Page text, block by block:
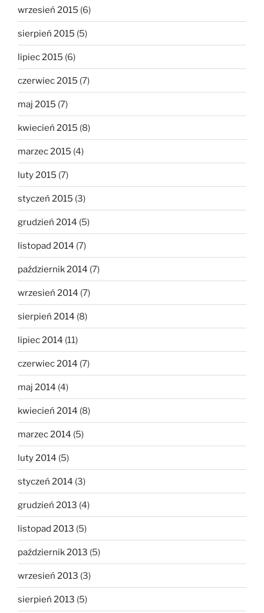
wrzesień 2015 (6)
sierpień 2015 (5)
lipiec 2015 (6)
czerwiec 2015 (7)
maj 2015 (7)
kwiecień 2015 (8)
marzec 2015 (4)
luty 2015 (7)
styczeń 2015 (3)
grudzień 2014 (5)
listopad 2014 (7)
październik 2014 (7)
wrzesień 2014 (7)
sierpień 2014 (8)
lipiec 2014 (11)
czerwiec 2014 (7)
maj 2014 (4)
kwiecień 2014 (8)
marzec 2014 (5)
luty 2014 (5)
styczeń 2014 (3)
grudzień 2013 (4)
listopad 2013 (5)
październik 2013 (5)
wrzesień 2013 (3)
sierpień 2013 (5)